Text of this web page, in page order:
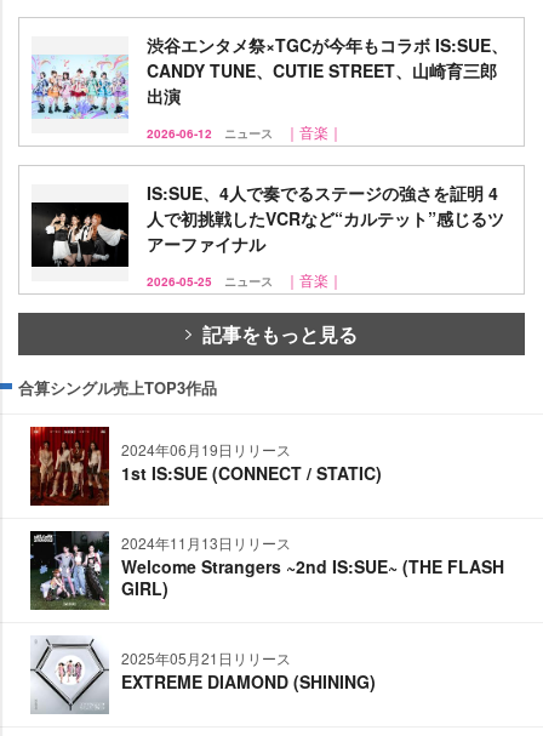
渋谷エンタメ祭×TGCが今年もコラボ IS:SUE、
CANDY TUNE、CUTIE STREET、山崎育三郎
出演
2026-06-12 ニュース ｜音楽｜
IS:SUE、4人で奏でるステージの強さを証明 4
人で初挑戦したVCRなど“カルテット”感じるツ
アーファイナル
2026-05-25 ニュース ｜音楽｜
記事をもっと見る
合算シングル売上TOP3作品
2024年06月19日リリース
1st IS:SUE (CONNECT / STATIC)
2024年11月13日リリース
Welcome Strangers ~2nd IS:SUE~ (THE FLASH
GIRL)
2025年05月21日リリース
EXTREME DIAMOND (SHINING)